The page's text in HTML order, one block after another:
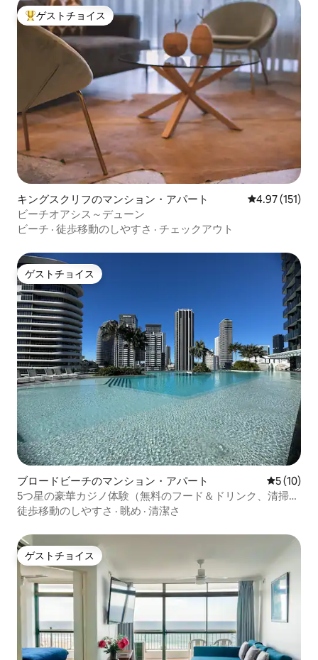
大好評のゲストチョイスです。
ゲストチョイス
キングスクリフのマンション・アパート レビュー151
4.97 (151)
ビーチオアシス～デューン
ビーチ · 徒歩移動のしやすさ · チェックアウト
ゲストチョイス
ゲストチョイス
ブロードビーチのマンション・アパート レビュー
5 (10)
5つ星の豪華カジノ体験（無料のフード＆ドリンク、清掃サ
ービス付き） プライベートなコーナービュー
徒歩移動のしやすさ · 眺め · 清潔さ
ゲストチョイス
ゲストチョイス